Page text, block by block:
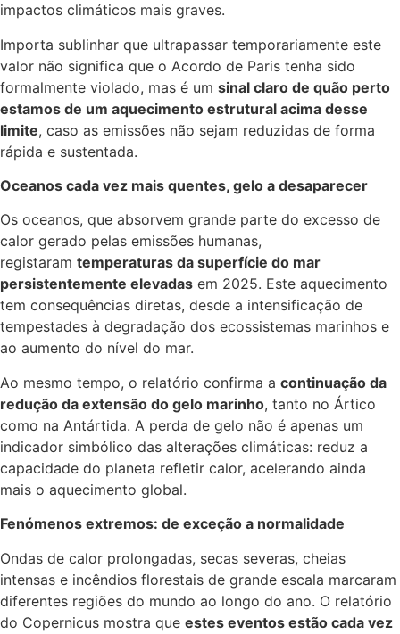
impactos climáticos mais graves.
Importa sublinhar que ultrapassar temporariamente este
valor não significa que o Acordo de Paris tenha sido
formalmente violado, mas é um sinal claro de quão perto
estamos de um aquecimento estrutural acima desse
limite, caso as emissões não sejam reduzidas de forma
rápida e sustentada.
Oceanos cada vez mais quentes, gelo a desaparecer
Os oceanos, que absorvem grande parte do excesso de
calor gerado pelas emissões humanas,
registaram temperaturas da superfície do mar
persistentemente elevadas em 2025. Este aquecimento
tem consequências diretas, desde a intensificação de
tempestades à degradação dos ecossistemas marinhos e
ao aumento do nível do mar.
Ao mesmo tempo, o relatório confirma a continuação da
redução da extensão do gelo marinho, tanto no Ártico
como na Antártida. A perda de gelo não é apenas um
indicador simbólico das alterações climáticas: reduz a
capacidade do planeta refletir calor, acelerando ainda
mais o aquecimento global.
Fenómenos extremos: de exceção a normalidade
Ondas de calor prolongadas, secas severas, cheias
intensas e incêndios florestais de grande escala marcaram
diferentes regiões do mundo ao longo do ano. O relatório
do Copernicus mostra que estes eventos estão cada vez